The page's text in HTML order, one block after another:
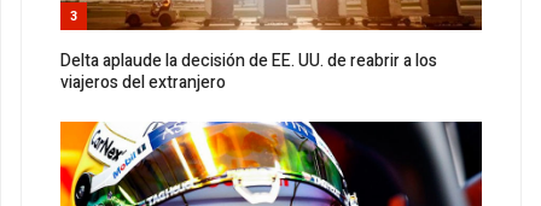
3
Delta aplaude la decisión de EE. UU. de reabrir a los
viajeros del extranjero